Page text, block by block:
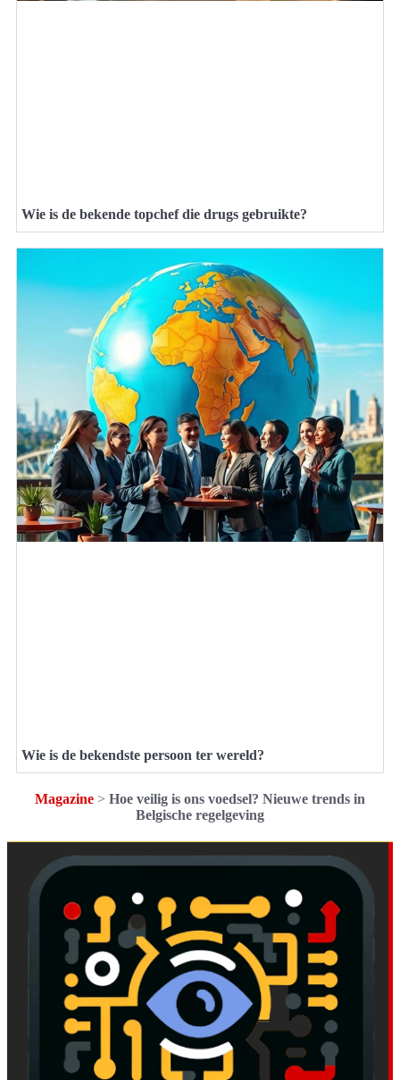
Wie is de bekende topchef die drugs gebruikte?
Wie is de bekendste persoon ter wereld?
Magazine > Hoe veilig is ons voedsel? Nieuwe trends in
Belgische regelgeving